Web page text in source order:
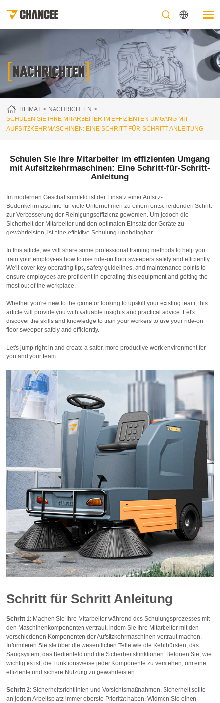
[NACHRICHTEN]
HEIMAT
NACHRICHTEN
SCHULEN SIE IHRE MITARBEITER IM EFFIZIENTEN UMGANG MIT
AUFSITZKEHRMASCHINEN: EINE SCHRITT-FÜR-SCHRITT-ANLEITUNG
Schulen Sie Ihre Mitarbeiter im effizienten Umgang
mit Aufsitzkehrmaschinen: Eine Schritt-für-Schritt-
Anleitung
Im modernen Geschäftsumfeld ist der Einsatz einer Aufsitz-
Bodenkehrmaschine für viele Unternehmen zu einem entscheidenden Schritt
zur Verbesserung der Reinigungseffizienz geworden. Um jedoch die
Sicherheit der Mitarbeiter und den optimalen Einsatz der Geräte zu
gewährleisten, ist eine effektive Schulung unabdingbar.
In this article, we will share some professional training methods to help you
train your employees how to use ride-on floor sweepers safely and efficiently.
We'll cover key operating tips, safety guidelines, and maintenance points to
ensure employees are proficient in operating this equipment and getting the
most out of the workplace.
Whether you're new to the game or looking to upskill your existing team, this
article will provide you with valuable insights and practical advice. Let's
discover the skills and knowledge to train your workers to use your ride-on
floor sweeper safely and efficiently.
Let's jump right in and create a safer, more productive work environment for
you and your team.
Schritt für Schritt Anleitung
Schritt 1: Machen Sie Ihre Mitarbeiter während des Schulungsprozesses mit
den Maschinenkomponenten vertraut, indem Sie Ihre Mitarbeiter mit den
verschiedenen Komponenten der Aufsitzkehrmaschinen vertraut machen.
Informieren Sie sie über die wesentlichen Teile wie die Kehrbürsten, das
Saugsystem, das Bedienfeld und die Sicherheitsfunktionen. Betonen Sie, wie
wichtig es ist, die Funktionsweise jeder Komponente zu verstehen, um eine
effiziente und sichere Nutzung zu gewährleisten.
Schritt 2: Sicherheitsrichtlinien und Vorsichtsmaßnahmen. Sicherheit sollte
an jedem Arbeitsplatz immer oberste Priorität haben. Widmen Sie einen